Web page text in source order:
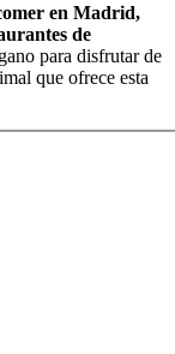
en Madrid,
de
para disfrutar de
que ofrece esta